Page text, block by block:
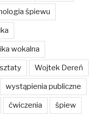
śpiewu
wokalna
Wojtek Dereń
wystąpienia publiczne
ćwiczenia śpiew